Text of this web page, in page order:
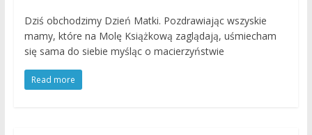
Dziś obchodzimy Dzień Matki. Pozdrawiając wszyskie
mamy, które na Molę Książkową zaglądają, uśmiecham
się sama do siebie myśląc o macierzyństwie
Read more